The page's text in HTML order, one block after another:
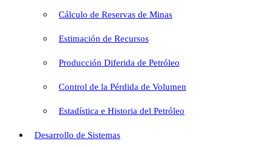
Cálculo de Reservas de Minas
Estimación de Recursos
Producción Diferida de Petróleo
Control de la Pérdida de Volumen
Estadística e Historia del Petróleo
Desarrollo de Sistemas